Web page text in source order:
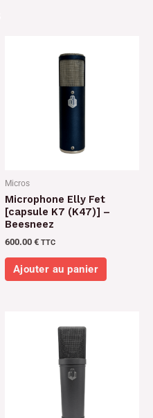
Micros
Microphone Elly Fet
[capsule K7 (K47)] –
Beesneez
600.00 € TTC
Ajouter au panier